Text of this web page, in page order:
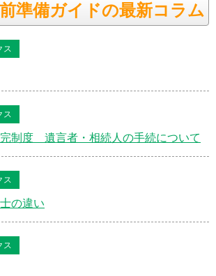
準備ガイドの最新コラム
ス
ス
制度 遺言者・相続人の手続について
ス
の違い
ス